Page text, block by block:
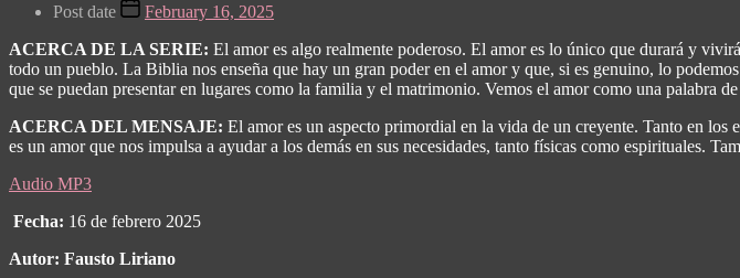
Post date
February 16, 2025
ACERCA DE LA SERIE: El amor es algo realmente poderoso. El amor es lo único que durará y
todo un pueblo. La Biblia nos enseña que hay un gran poder en el amor y que, si es genuino, lo
que se puedan presentar en lugares como la familia y el matrimonio. Vemos el amor como una palabra
ACERCA DEL MENSAJE: El amor es un aspecto primordial en la vida de un creyente. Tanto en los
es un amor que nos impulsa a ayudar a los demás en sus necesidades, tanto físicas como espirituales.
Audio MP3
Fecha: 16 de febrero 2025
Autor: Fausto Liriano